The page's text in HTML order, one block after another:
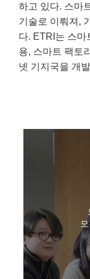
하고 있다. 스마
기술로 이뤄져,
다. ETRI는 스마
용, 스마트 팩토
넷 기지국을 개